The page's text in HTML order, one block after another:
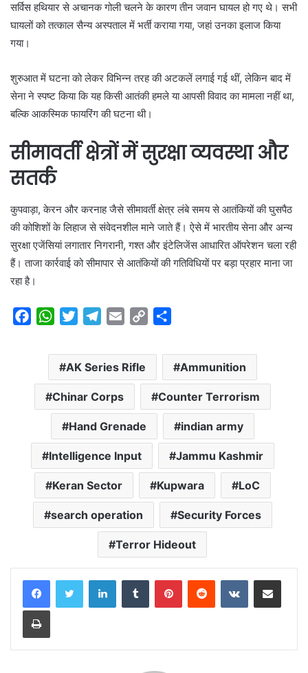
सर्विस हथियार से अचानक गोली चलने के कारण तीन जवान घायल हो गए थे। सभी
घायलों को तत्काल सैन्य अस्पताल में भर्ती कराया गया, जहां उनका इलाज किया
गया।
शुरुआत में घटना को लेकर विभिन्न तरह की अटकलें लगाई गई थीं, लेकिन बाद में
सेना ने स्पष्ट किया कि यह किसी आतंकी हमले या आपसी विवाद का मामला नहीं था,
बल्कि आकस्मिक फायरिंग की घटना थी।
सीमावर्ती क्षेत्रों में सुरक्षा व्यवस्था और
सतर्क
कुपवाड़ा, केरन और करनाह जैसे सीमावर्ती क्षेत्र लंबे समय से आतंकियों की घुसपैठ
की कोशिशों के लिहाज से संवेदनशील माने जाते हैं। ऐसे में भारतीय सेना और अन्य
सुरक्षा एजेंसियां लगातार निगरानी, गश्त और इंटेलिजेंस आधारित ऑपरेशन चला रही
हैं। ताजा कार्रवाई को सीमापार से आतंकियों की गतिविधियों पर बड़ा प्रहार माना जा
रहा है।
b
k
W
a
s
A
p
i
t
t
e
r
l
e
g
r
a
m
a
i
l
p
L
k
a
r
e
AK Series Rifle Ammunition
Chinar Corps Counter Terrorism
Hand Grenade indian army
Intelligence Input Jammu Kashmir
Keran Sector Kupwara LoC
search operation Security Forces
Terror Hideout
LinkedInTumblr PinterestReddit VKontakteShare via Email
Print